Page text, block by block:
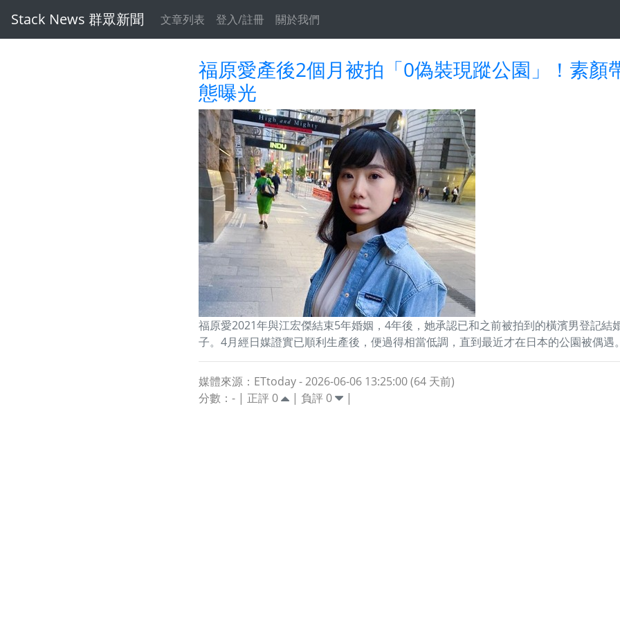
Stack News 群眾新聞 文章列表 登入/註冊 關於我們
福原愛產後2個月被拍「0偽裝現蹤公園」！素顏
態曝光
福原愛2021年與江宏傑結束5年婚姻，4年後，她承認已和之前被拍到的橫濱男登記結
子。4月經日媒證實已順利生產後，便過得相當低調，直到最近才在日本的公園被偶遇。
媒體來源：ETtoday - 2026-06-06 13:25:00 (64 天前)
分數： - | 正評 0 | 負評 0 |